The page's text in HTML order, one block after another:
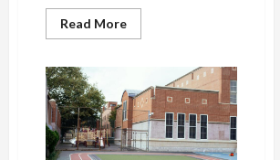
Read MoreRead
more
evenimentele
de
PR
în
oportunități
de
promovare